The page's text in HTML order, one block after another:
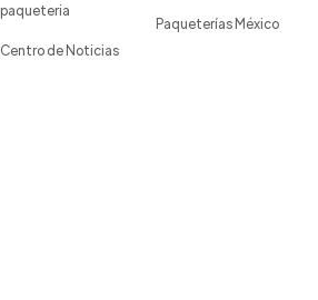
paqueteria
Centro de Noticias
Paqueterías México